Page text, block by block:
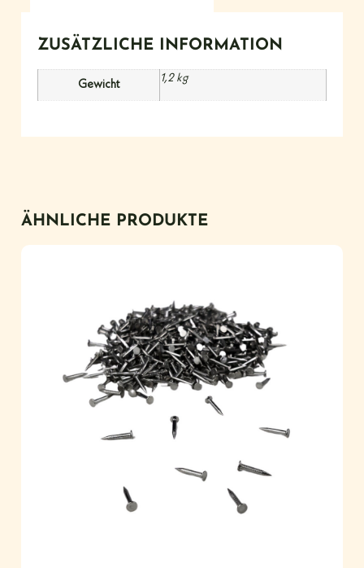
ZUSÄTZLICHE INFORMATION
Gewicht
1,2 kg
ÄHNLICHE PRODUKTE